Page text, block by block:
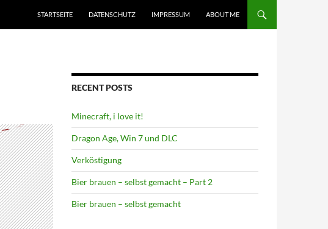
STARTSEITE DATENSCHUTZ IMPRESSUM ABOUT ME
RECENT POSTS
Minecraft, i love it!
Dragon Age, Win 7 und DLC
Verköstigung
Bier brauen – selbst gemacht – Part 2
Bier brauen – selbst gemacht